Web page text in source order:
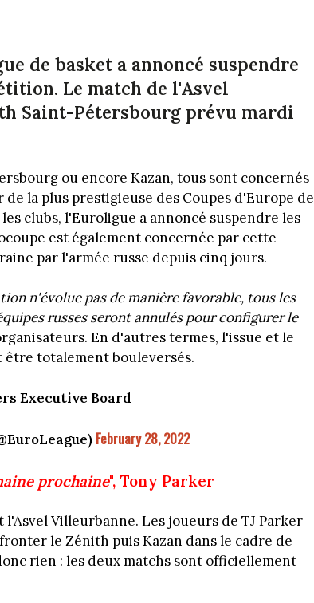
de basket a annoncé suspendre
Le match de l'Asvel
Saint-Pétersbourg prévu mardi
ou encore Kazan, tous sont concernés
la plus prestigieuse des Coupes d'Europe de
clubs, l'Euroligue a annoncé suspendre les
est également concernée par cette
par l'armée russe depuis cinq jours.
n'évolue pas de manière favorable, tous les
russes seront annulés pour configurer le
En d'autres termes, l'issue et le
totalement bouleversés.
Executive Board
February 28, 2022
prochaine", Tony Parker
Villeurbanne. Les joueurs de TJ Parker
le Zénith puis Kazan dans le cadre de
rien : les deux matchs sont officiellement